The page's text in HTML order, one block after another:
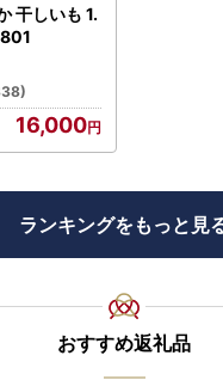
干しいも 1.
16,000
ランキングをもっと見
おすすめ返礼品